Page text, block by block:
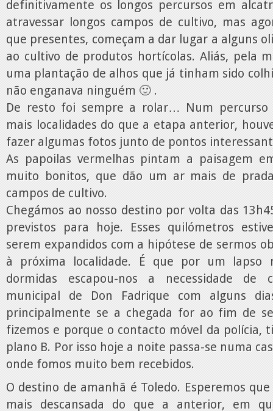
definitivamente os longos percursos em
atravessar longos campos de cultivo, mas
que presentes, começam a dar lugar a alguns
ao cultivo de produtos hortícolas. Aliás, pela
uma plantação de alhos que já tinham sido
não enganava ninguém 🙂 .
De resto foi sempre a rolar… Num percurso
mais localidades do que a etapa anterior,
fazer algumas fotos junto de pontos
As papoilas vermelhas pintam a paisagem
muito bonitos, que dão um ar mais de
campos de cultivo.
Chegámos ao nosso destino por volta das
previstos para hoje. Esses quilómetros
serem expandidos com a hipótese de sermos
à próxima localidade. É que por um lapso
dormidas escapou-nos a necessidade de
municipal de Don Fadrique com alguns
principalmente se a chegada for ao fim de
fizemos e porque o contacto móvel da polícia,
plano B. Por isso hoje a noite passa-se numa
onde fomos muito bem recebidos.
O destino de amanhã é Toledo. Esperemos
mais descansada do que a anterior, em